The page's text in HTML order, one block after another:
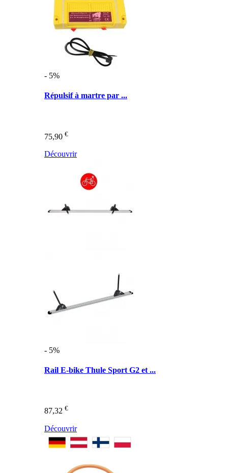
- 5%
Répulsif à martre par ...
75,90 €
Découvrir
- 5%
Rail E-bike Thule Sport G2 et ...
87,32 €
Découvrir